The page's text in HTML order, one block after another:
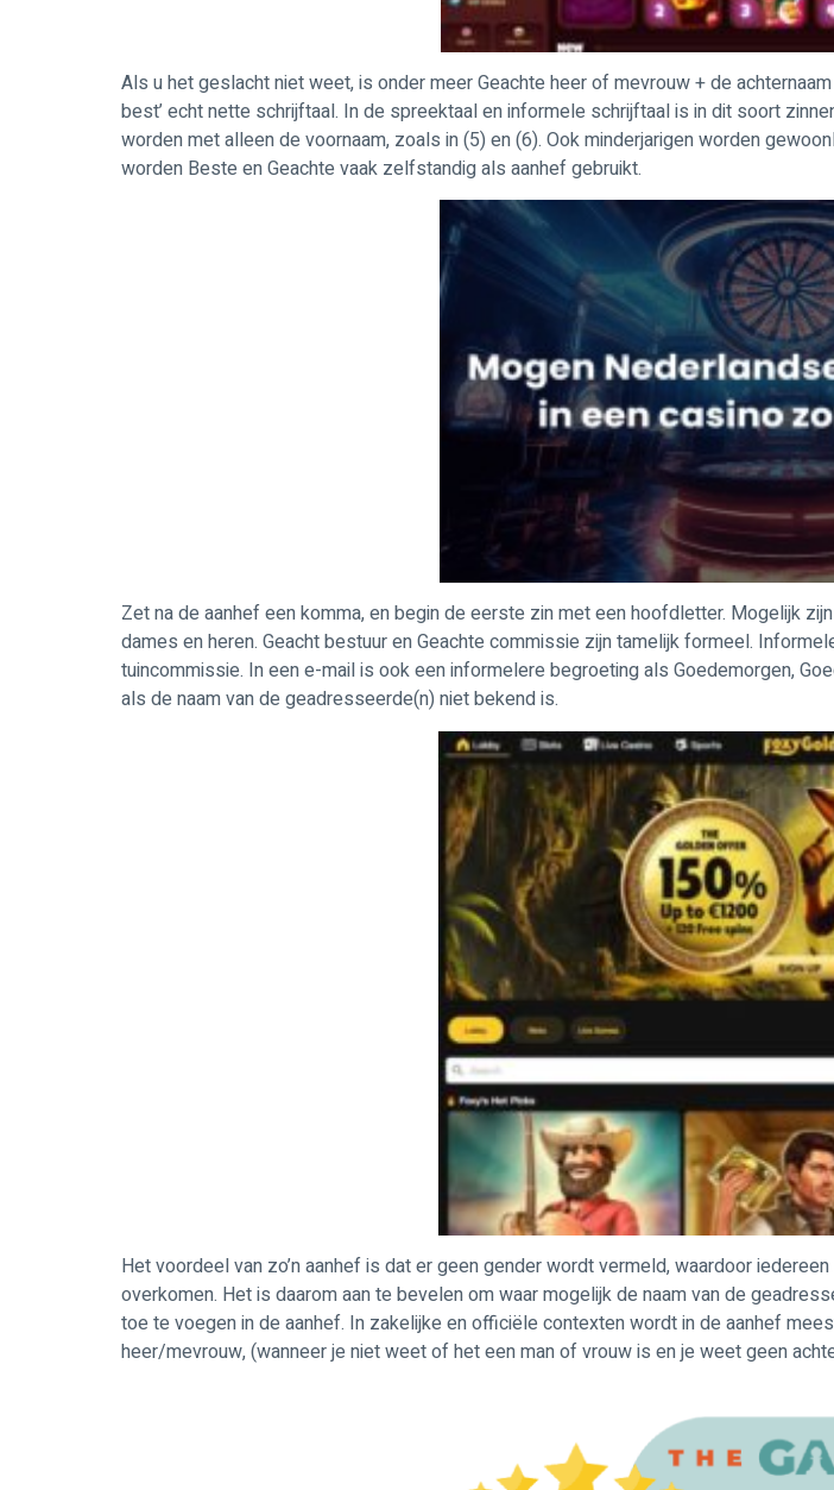
Als u het geslacht niet weet, is onder meer Geachte heer of mevrouw + de
best’ echt nette schrijftaal. In de spreektaal en informele schrijftaal is in dit soort
worden met alleen de voornaam, zoals in (5) en (6). Ook minderjarigen worden
worden Beste en Geachte vaak zelfstandig als aanhef gebruikt.
Zet na de aanhef een komma, en begin de eerste zin met een hoofdletter. Mogelijk
dames en heren. Geacht bestuur en Geachte commissie zijn tamelijk formeel.
tuincommissie. In een e-mail is ook een informelere begroeting als Goedemorgen,
als de naam van de geadresseerde(n) niet bekend is.
Het voordeel van zo’n aanhef is dat er geen gender wordt vermeld, waardoor
overkomen. Het is daarom aan te bevelen om waar mogelijk de naam van de
toe te voegen in de aanhef. In zakelijke en officiële contexten wordt in de aanhef
heer/mevrouw, (wanneer je niet weet of het een man of vrouw is en je weet geen